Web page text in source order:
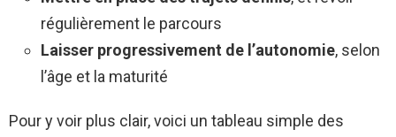
régulièrement le parcours
Laisser progressivement de l’autonomie, selon
l’âge et la maturité
Pour y voir plus clair, voici un tableau simple des